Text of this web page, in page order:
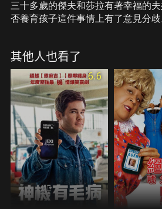
三十多歲的傑夫和莎拉有著幸福的
否養育孩子這件事情上有了意見分
孕的日子越來越少。兩人找上他們夫
成且基因優良的唐以及不願為了孩
泰勒。四人想出一個看似天衣無縫的
畫，卻沒想到一發不可收拾。
其他人也看了
6.6